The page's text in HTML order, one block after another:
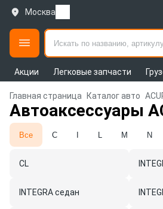
Москва
Акции Легковые запчасти
Главная страница Каталог авто
Автоаксессуары
Все C I L M N
CL
INTEGRA седан